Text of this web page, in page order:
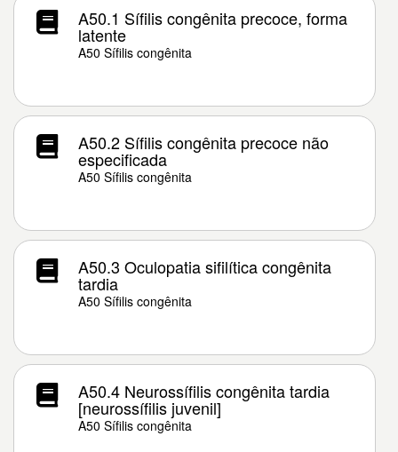
A50.1 Sífilis congênita precoce, forma
latente
A50 Sífilis congênita
A50.2 Sífilis congênita precoce não
especificada
A50 Sífilis congênita
A50.3 Oculopatia sifilítica congênita
tardia
A50 Sífilis congênita
A50.4 Neurossífilis congênita tardia
[neurossífilis juvenil]
A50 Sífilis congênita